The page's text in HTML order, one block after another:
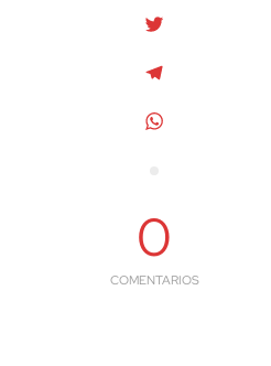
0
COMENTARIOS